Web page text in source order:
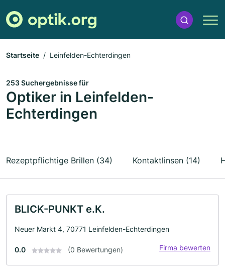
Startseite Leinfelden-Echterdingen
253 Suchergebnisse für
Optiker in Leinfelden-
Echterdingen
Rezeptpflichtige Brillen (34) Kontaktlinsen (14)
BLICK-PUNKT e.K.
Neuer Markt 4, 70771 Leinfelden-Echterdingen
0.0 (0 Bewertungen) Firma bewerten